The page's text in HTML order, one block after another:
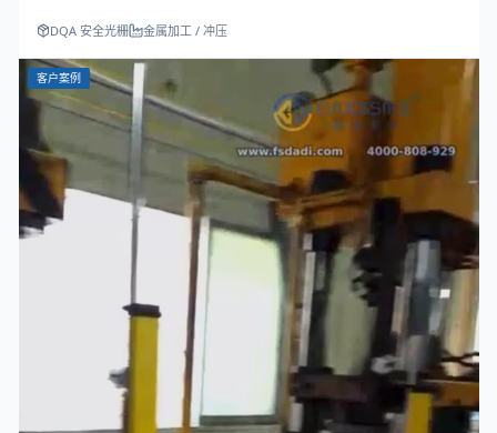
DQA 安全光栅 金属加工 / 冲压
客户案例